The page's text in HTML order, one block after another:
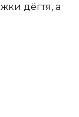
дёгтя, а